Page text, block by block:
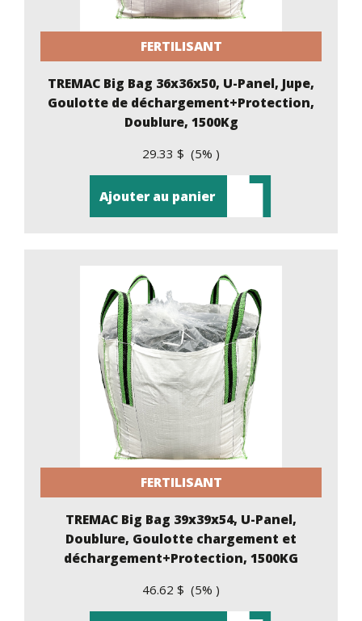
FERTILISANT
TREMAC Big Bag 36x36x50, U-Panel, Jupe,
Goulotte de déchargement+Protection,
Doublure, 1500Kg
29.33 $ (5% )
Ajouter au panier
FERTILISANT
TREMAC Big Bag 39x39x54, U-Panel,
Doublure, Goulotte chargement et
déchargement+Protection, 1500KG
46.62 $ (5% )